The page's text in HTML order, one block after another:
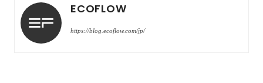
ECOFLOW
https://blog.ecoflow.com/jp/